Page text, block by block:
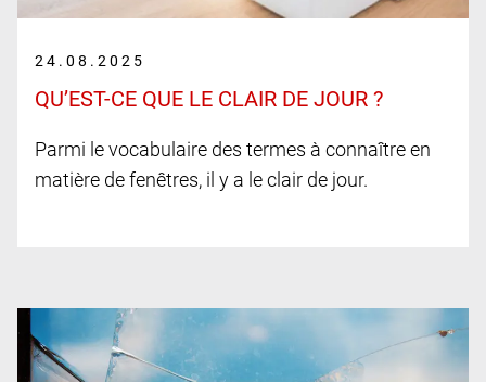
24.08.2025
QU’EST-CE QUE LE CLAIR DE JOUR ?
Parmi le vocabulaire des termes à connaître en
matière de fenêtres, il y a le clair de jour.